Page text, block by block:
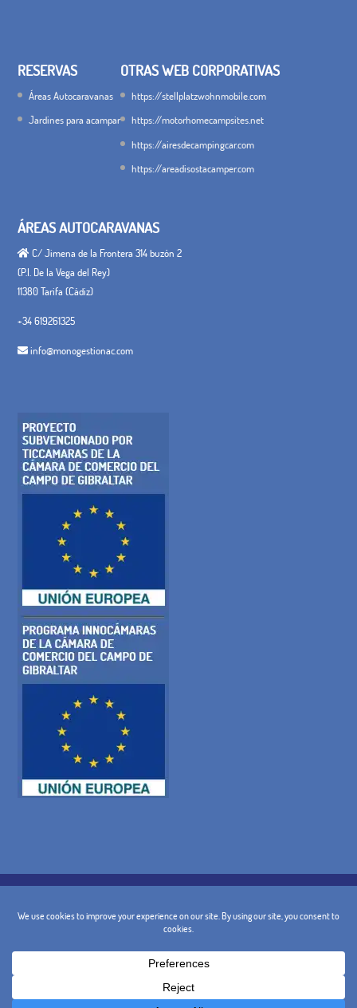
RESERVAS
Áreas Autocaravanas
Jardines para acampar
OTRAS WEB CORPORATIVAS
https://stellplatzwohnmobile.com
https://motorhomecampsites.net
https://airesdecampingcar.com
https://areadisostacamper.com
ÁREAS AUTOCARAVANAS
C/ Jimena de la Frontera 314 buzón 2
(P.I. De la Vega del Rey)
11380 Tarifa (Cádiz)
+34 619261325
info@monogestionac.com
AVISO LEGAL
CONDICIONES GENERALES
POLÍTICA DE CANCELACIÓN